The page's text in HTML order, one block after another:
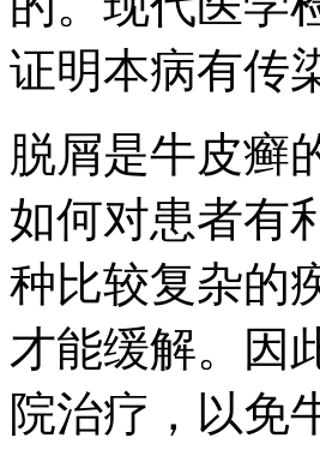
证明本病有传
脱屑是牛皮癣
如何对患者有
种比较复杂的
才能缓解。因
院治疗，以免